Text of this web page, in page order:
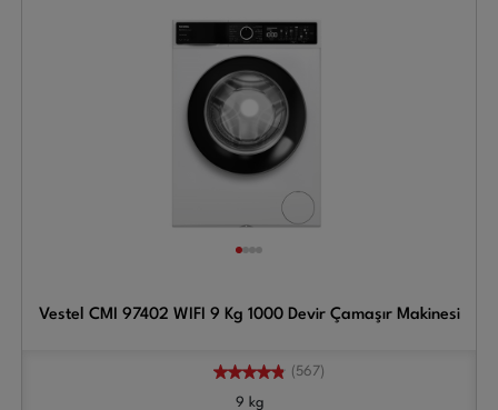
Vestel CMI 97402 WIFI 9 Kg 1000 Devir Çamaşır Makinesi
(567)
9 kg